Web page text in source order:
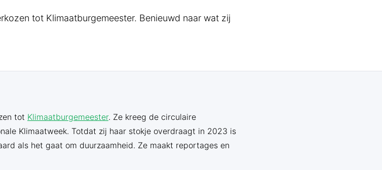
tot Klimaatburgemeester. Benieuwd naar wat zij
tot Klimaatburgemeester. Ze kreeg de circulaire
Klimaatweek. Totdat zij haar stokje overdraagt in 2023 is
als het gaat om duurzaamheid. Ze maakt reportages en